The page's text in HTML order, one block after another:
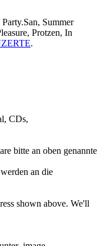
Summer
Protzen, In
.
bitte an oben genannte
an die
shown above. We'll